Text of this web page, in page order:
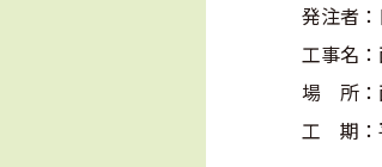
発注者
工事名
場 所：
工 期：